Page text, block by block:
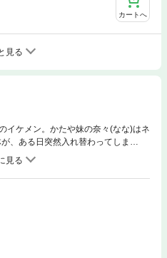
カートへ
見る
イケメン。かたや妹の奈々(なな)はネ
、ある日突然入れ替わってしま
ぅ…」大好きな兄の肉体に発情し、
を見られてしまう奈々。その瞬間、
を押し倒し…！？この時まで奈々は
「本性」を…！！